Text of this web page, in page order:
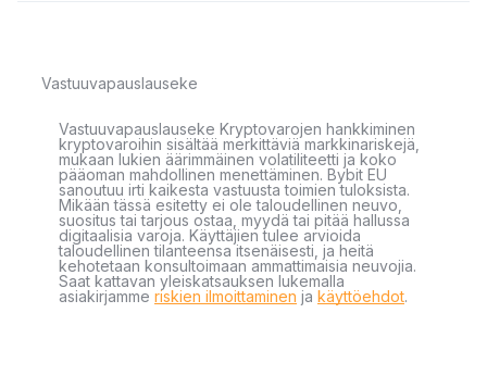
Vastuuvapauslauseke
Vastuuvapauslauseke Kryptovarojen hankkiminen
kryptovaroihin sisältää merkittäviä markkinariskejä,
mukaan lukien äärimmäinen volatiliteetti ja koko
pääoman mahdollinen menettäminen. Bybit EU
sanoutuu irti kaikesta vastuusta toimien tuloksista.
Mikään tässä esitetty ei ole taloudellinen neuvo,
suositus tai tarjous ostaa, myydä tai pitää hallussa
digitaalisia varoja. Käyttäjien tulee arvioida
taloudellinen tilanteensa itsenäisesti, ja heitä
kehotetaan konsultoimaan ammattimaisia neuvojia.
Saat kattavan yleiskatsauksen lukemalla
asiakirjamme riskien ilmoittaminen ja käyttöehdot.